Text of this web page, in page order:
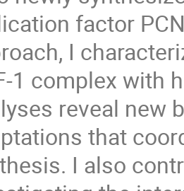
factor
I
1 complex with
reveal new
that
I also